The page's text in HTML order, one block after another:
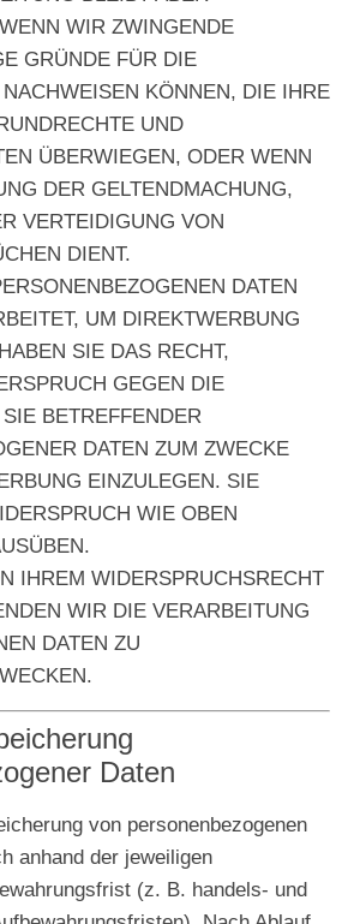
WIR ZWINGENDE
GRÜNDE FÜR DIE
KÖNNEN, DIE IHRE
UND
ÜBERWIEGEN, ODER WENN
DER GELTENDMACHUNG,
VERTEIDIGUNG VON
DIENT.
DATEN
UM DIREKTWERBUNG
SIE DAS RECHT,
GEGEN DIE
BETREFFENDER
DATEN ZUM ZWECKE
EINZULEGEN. SIE
WIE OBEN
IHREM WIDERSPRUCHSRECHT
WIR DIE VERARBEITUNG
DATEN ZU
Daten
von personenbezogenen
anhand der jeweiligen
(z. B. handels- und